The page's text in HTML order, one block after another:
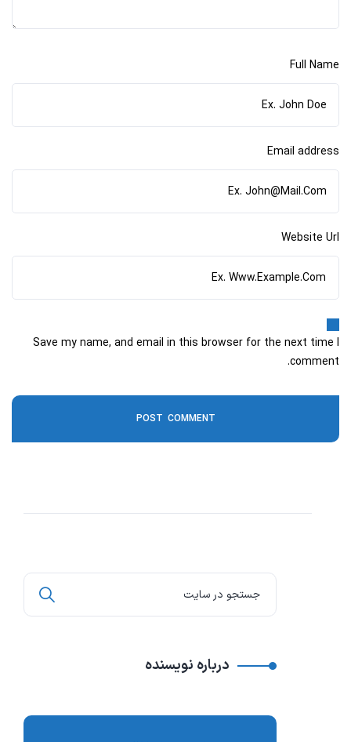
Full Name
Email address
Website Url
Save my name, and email in this browser for the next time I
comment.
درباره نویسنده